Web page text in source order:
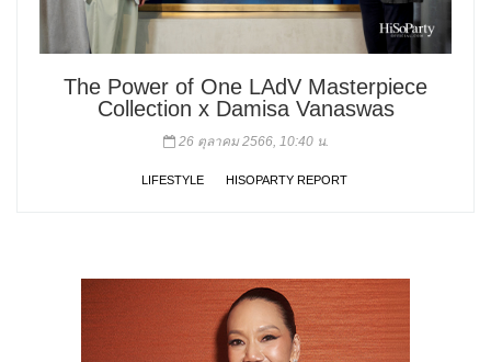
The Power of One LAdV Masterpiece
Collection x Damisa Vanaswas
26 ตุลาคม 2566, 10:40 น.
LIFESTYLE HISOPARTY REPORT